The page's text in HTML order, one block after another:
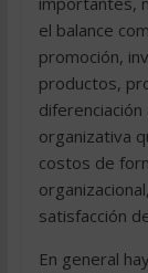
el balance
promoción,
productos,
organizativa
costos de
satisfacción
En general